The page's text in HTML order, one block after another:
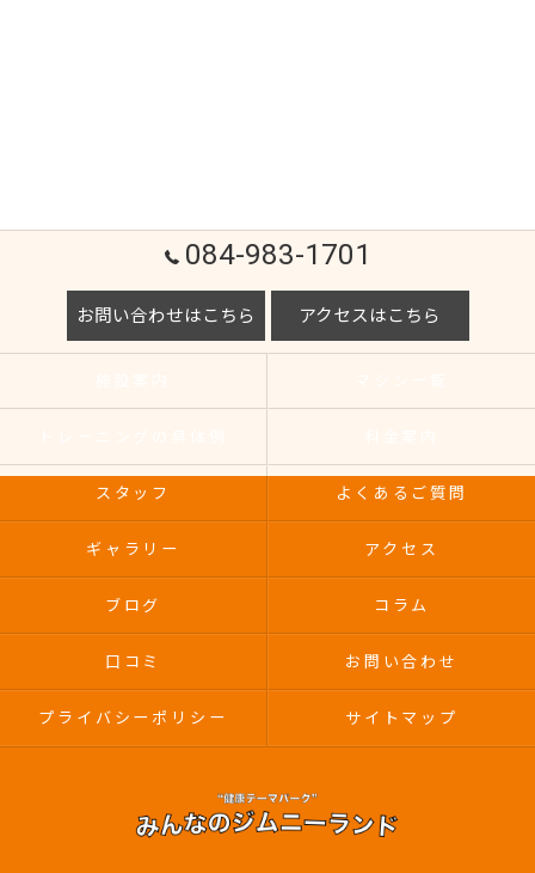
084-983-1701
お問い合わせはこちら アクセスはこちら
スタッフ よくあるご質問
ギャラリー アクセス
ブログ コラム
口コミ お問い合わせ
プライバシーポリシー サイトマップ